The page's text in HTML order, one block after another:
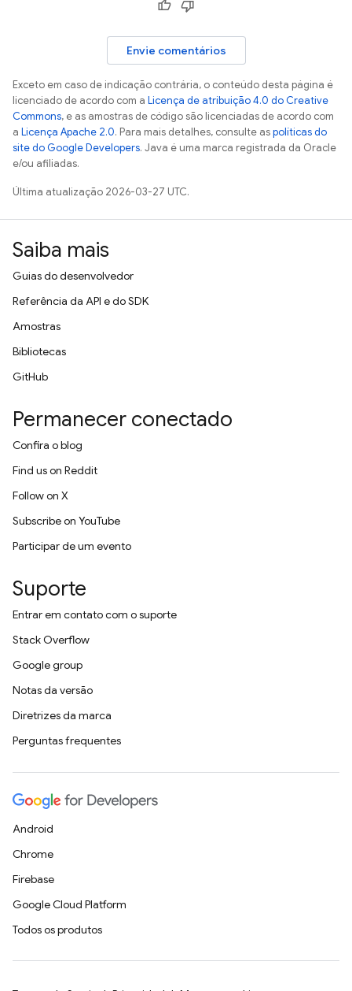
Envie comentários
Exceto em caso de indicação contrária, o conteúdo desta página é
licenciado de acordo com a Licença de atribuição 4.0 do Creative
Commons, e as amostras de código são licenciadas de acordo com
a Licença Apache 2.0. Para mais detalhes, consulte aspolíticas do
site do Google Developers. Java é uma marca registrada da Oracle
e/ou afiliadas.
Última atualização 2026-03-27 UTC.
Saiba mais
Guias do desenvolvedor
Referência da API e do SDK
Amostras
Bibliotecas
GitHub
Permanecer conectado
Confira o blog
Find us on Reddit
Follow on X
Subscribe on YouTube
Participar de um evento
Suporte
Entrar em contato com o suporte
Stack Overflow
Google group
Notas da versão
Diretrizes da marca
Perguntas frequentes
Android
Chrome
Firebase
Google Cloud Platform
Todos os produtos